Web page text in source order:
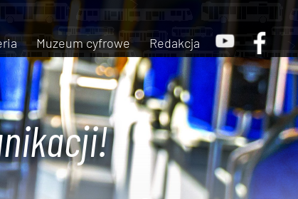
Muzeum cyfrowe Redakcja